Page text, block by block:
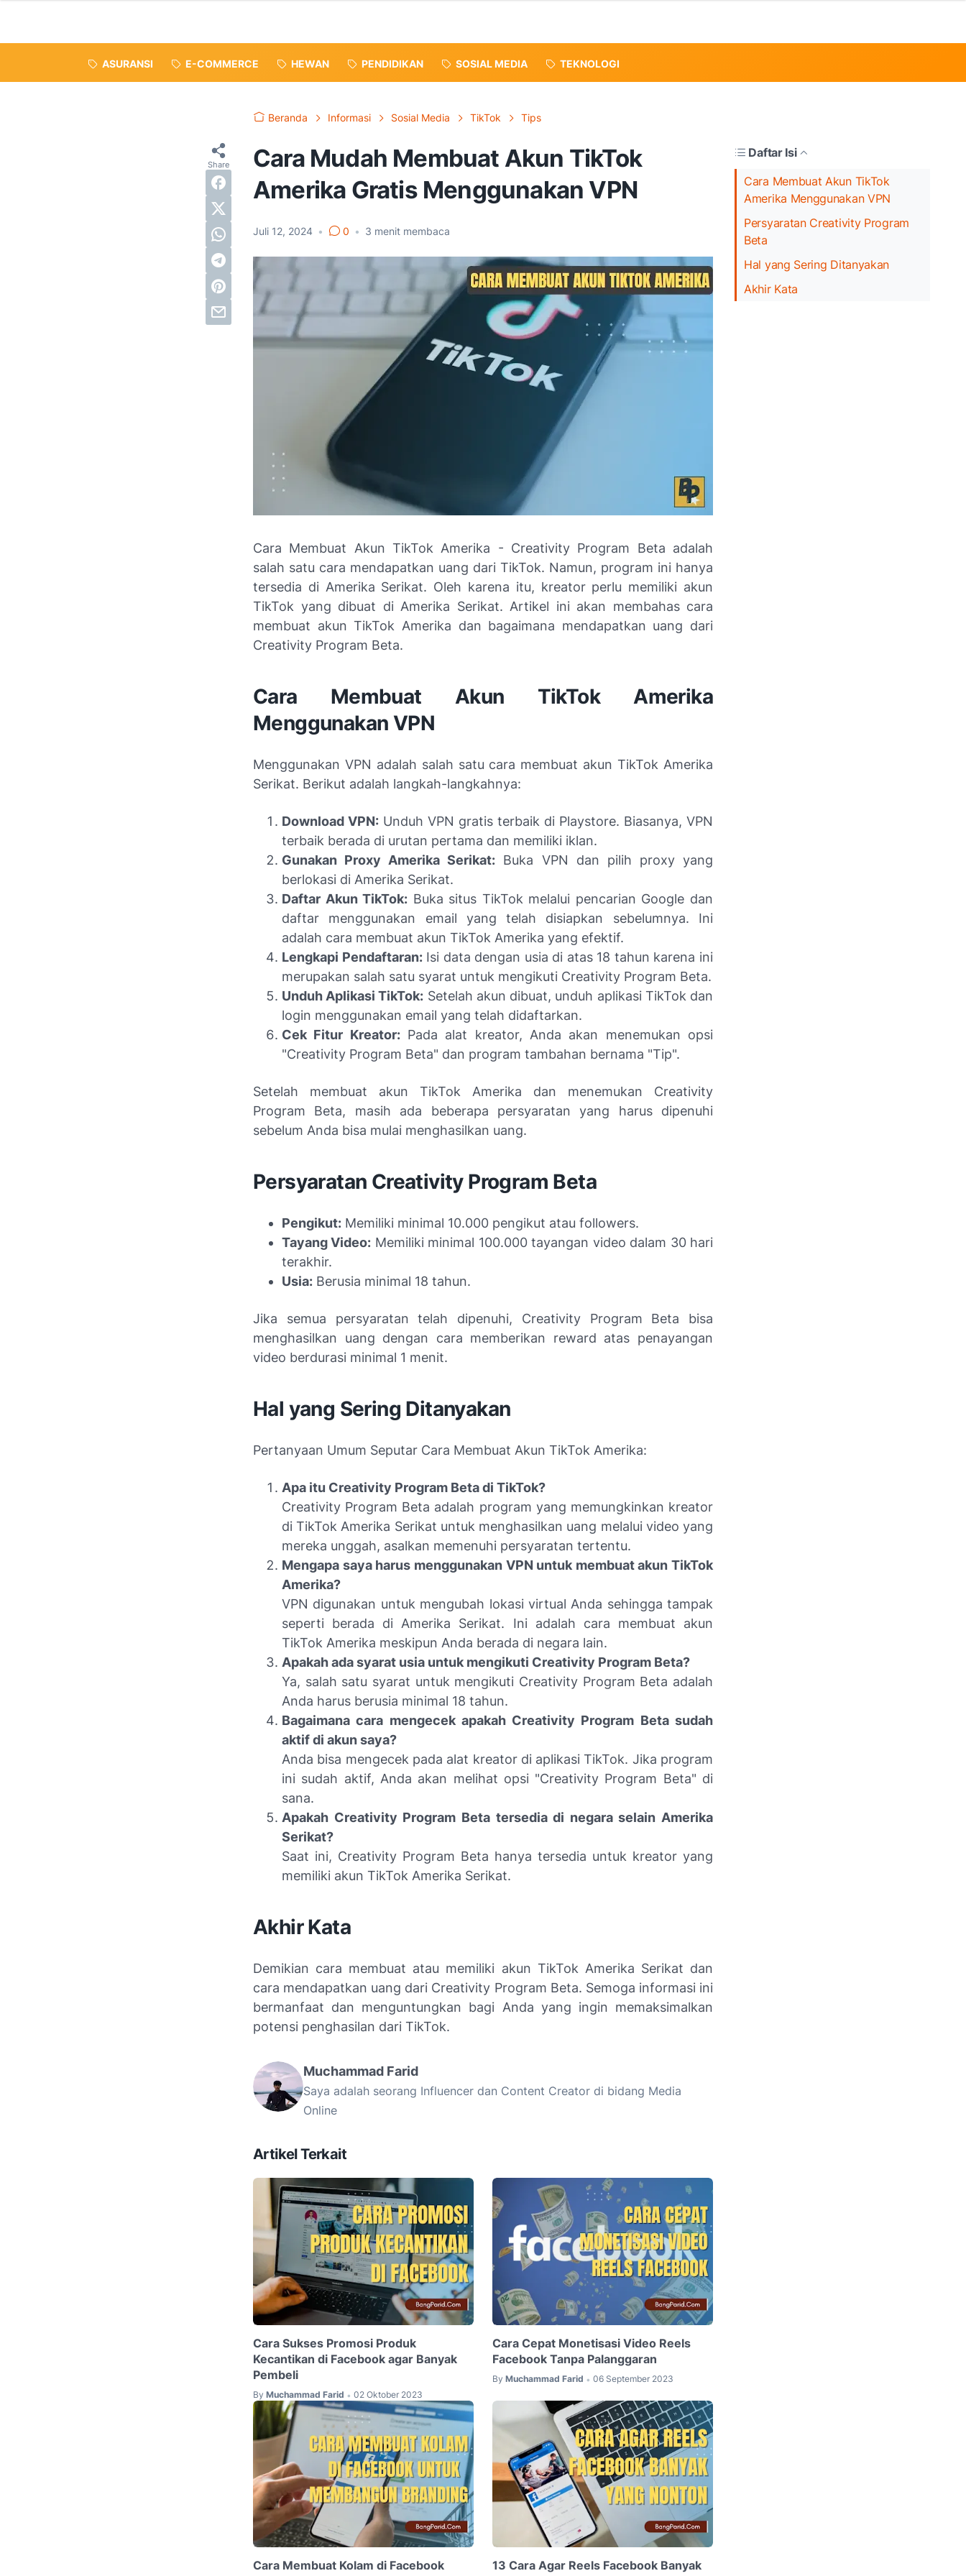
ASURANSI E-COMMERCE HEWAN PENDIDIKAN SOSIAL MEDIA TEKNOLOGI
Beranda Informasi Sosial Media TikTok Tips
Cara Mudah Membuat Akun TikTok
Amerika Gratis Menggunakan VPN
Juli 12, 2024 • 0 • 3 menit membaca
Daftar Isi
Cara Membuat Akun TikTok
Amerika Menggunakan VPN
Persyaratan Creativity Program
Beta
Hal yang Sering Ditanyakan
Akhir Kata
Cara Membuat Akun TikTok Amerika - Creativity Program Beta adalah
salah satu cara mendapatkan uang dari TikTok. Namun, program ini hanya
tersedia di Amerika Serikat. Oleh karena itu, kreator perlu memiliki akun
TikTok yang dibuat di Amerika Serikat. Artikel ini akan membahas cara
membuat akun TikTok Amerika dan bagaimana mendapatkan uang dari
Creativity Program Beta.
Cara Membuat Akun TikTok Amerika
Menggunakan VPN
Menggunakan VPN adalah salah satu cara membuat akun TikTok Amerika
Serikat. Berikut adalah langkah-langkahnya:
Download VPN: Unduh VPN gratis terbaik di Playstore. Biasanya, VPN
terbaik berada di urutan pertama dan memiliki iklan.
Gunakan Proxy Amerika Serikat: Buka VPN dan pilih proxy yang
berlokasi di Amerika Serikat.
Daftar Akun TikTok: Buka situs TikTok melalui pencarian Google dan
daftar menggunakan email yang telah disiapkan sebelumnya. Ini
adalah cara membuat akun TikTok Amerika yang efektif.
Lengkapi Pendaftaran:Isi data dengan usia di atas 18 tahun karena ini
merupakan salah satu syarat untuk mengikuti Creativity Program Beta.
Unduh Aplikasi TikTok: Setelah akun dibuat, unduh aplikasi TikTok dan
login menggunakan email yang telah didaftarkan.
Cek Fitur Kreator:Pada alat kreator, Anda akan menemukan opsi
"Creativity Program Beta" dan program tambahan bernama "Tip".
Setelah membuat akun TikTok Amerika dan menemukan Creativity
Program Beta, masih ada beberapa persyaratan yang harus dipenuhi
sebelum Anda bisa mulai menghasilkan uang.
Persyaratan Creativity Program Beta
Pengikut: Memiliki minimal 10.000 pengikut atau followers.
Tayang Video: Memiliki minimal 100.000 tayangan video dalam 30 hari
terakhir.
Usia: Berusia minimal 18 tahun.
Jika semua persyaratan telah dipenuhi, Creativity Program Beta bisa
menghasilkan uang dengan cara memberikan reward atas penayangan
video berdurasi minimal 1 menit.
Hal yang Sering Ditanyakan
Pertanyaan Umum Seputar Cara Membuat Akun TikTok Amerika:
Apa itu Creativity Program Beta di TikTok?
Creativity Program Beta adalah program yang memungkinkan kreator
di TikTok Amerika Serikat untuk menghasilkan uang melalui video yang
mereka unggah, asalkan memenuhi persyaratan tertentu.
Mengapa saya harus menggunakan VPN untuk membuat akun TikTok
Amerika?
VPN digunakan untuk mengubah lokasi virtual Anda sehingga tampak
seperti berada di Amerika Serikat. Ini adalah cara membuat akun
TikTok Amerika meskipun Anda berada di negara lain.
Apakah ada syarat usia untuk mengikuti Creativity Program Beta?
Ya, salah satu syarat untuk mengikuti Creativity Program Beta adalah
Anda harus berusia minimal 18 tahun.
Bagaimana cara mengecek apakah Creativity Program Beta sudah
aktif di akun saya?
Anda bisa mengecek pada alat kreator di aplikasi TikTok. Jika program
ini sudah aktif, Anda akan melihat opsi "Creativity Program Beta" di
sana.
Apakah Creativity Program Beta tersedia di negara selain Amerika
Serikat?
Saat ini, Creativity Program Beta hanya tersedia untuk kreator yang
memiliki akun TikTok Amerika Serikat.
Akhir Kata
Demikian cara membuat atau memiliki akun TikTok Amerika Serikat dan
cara mendapatkan uang dari Creativity Program Beta. Semoga informasi ini
bermanfaat dan menguntungkan bagi Anda yang ingin memaksimalkan
potensi penghasilan dari TikTok.
Muchammad Farid
Saya adalah seorang Influencer dan Content Creator di bidang Media
Online
Artikel Terkait
Cara Sukses Promosi Produk
Kecantikan di Facebook agar Banyak
Pembeli
By Muchammad Farid • 02 Oktober 2023
Cara Cepat Monetisasi Video Reels
Facebook Tanpa Palanggaran
By Muchammad Farid • 06 September 2023
Cara Membuat Kolam di Facebook
13 Cara Agar Reels Facebook Banyak